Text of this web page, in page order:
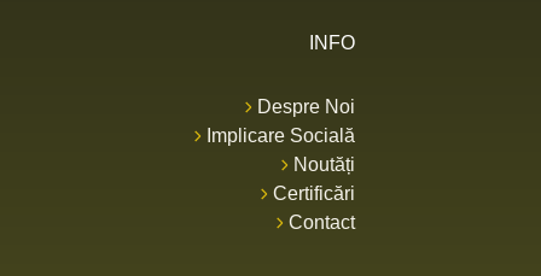
INFO
Despre Noi
Implicare Socială
Noutăți
Certificări
Contact